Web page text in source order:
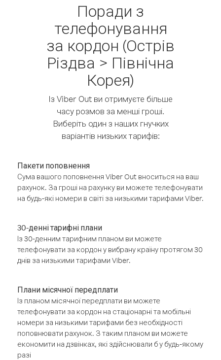
Поради з
телефонування
за кордон (Острів
Різдва > Північна
Корея)
Із Viber Out ви отримуєте більше
часу розмов за менші гроші.
Виберіть один з наших гнучких
варіантів низьких тарифів:
Пакети поповнення
Сума вашого поповнення Viber Out вноситься на ваш
рахунок. За гроші на рахунку ви можете телефонувати
на будь-які номери в світі за низькими тарифами Viber.
30-денні тарифні плани
Із 30-денним тарифним планом ви можете
телефонувати за кордон у вибрану країну протягом 30
днів за низькими тарифами Viber.
Плани місячної передплати
Із планом місячної передплати ви можете
телефонувати за кордон на стаціонарні та мобільні
номери за низькими тарифами без необхідності
поповнювати рахунок. З таким планом ви можете
економити на дзвінках, які здійснювали б у будь-якому
разі